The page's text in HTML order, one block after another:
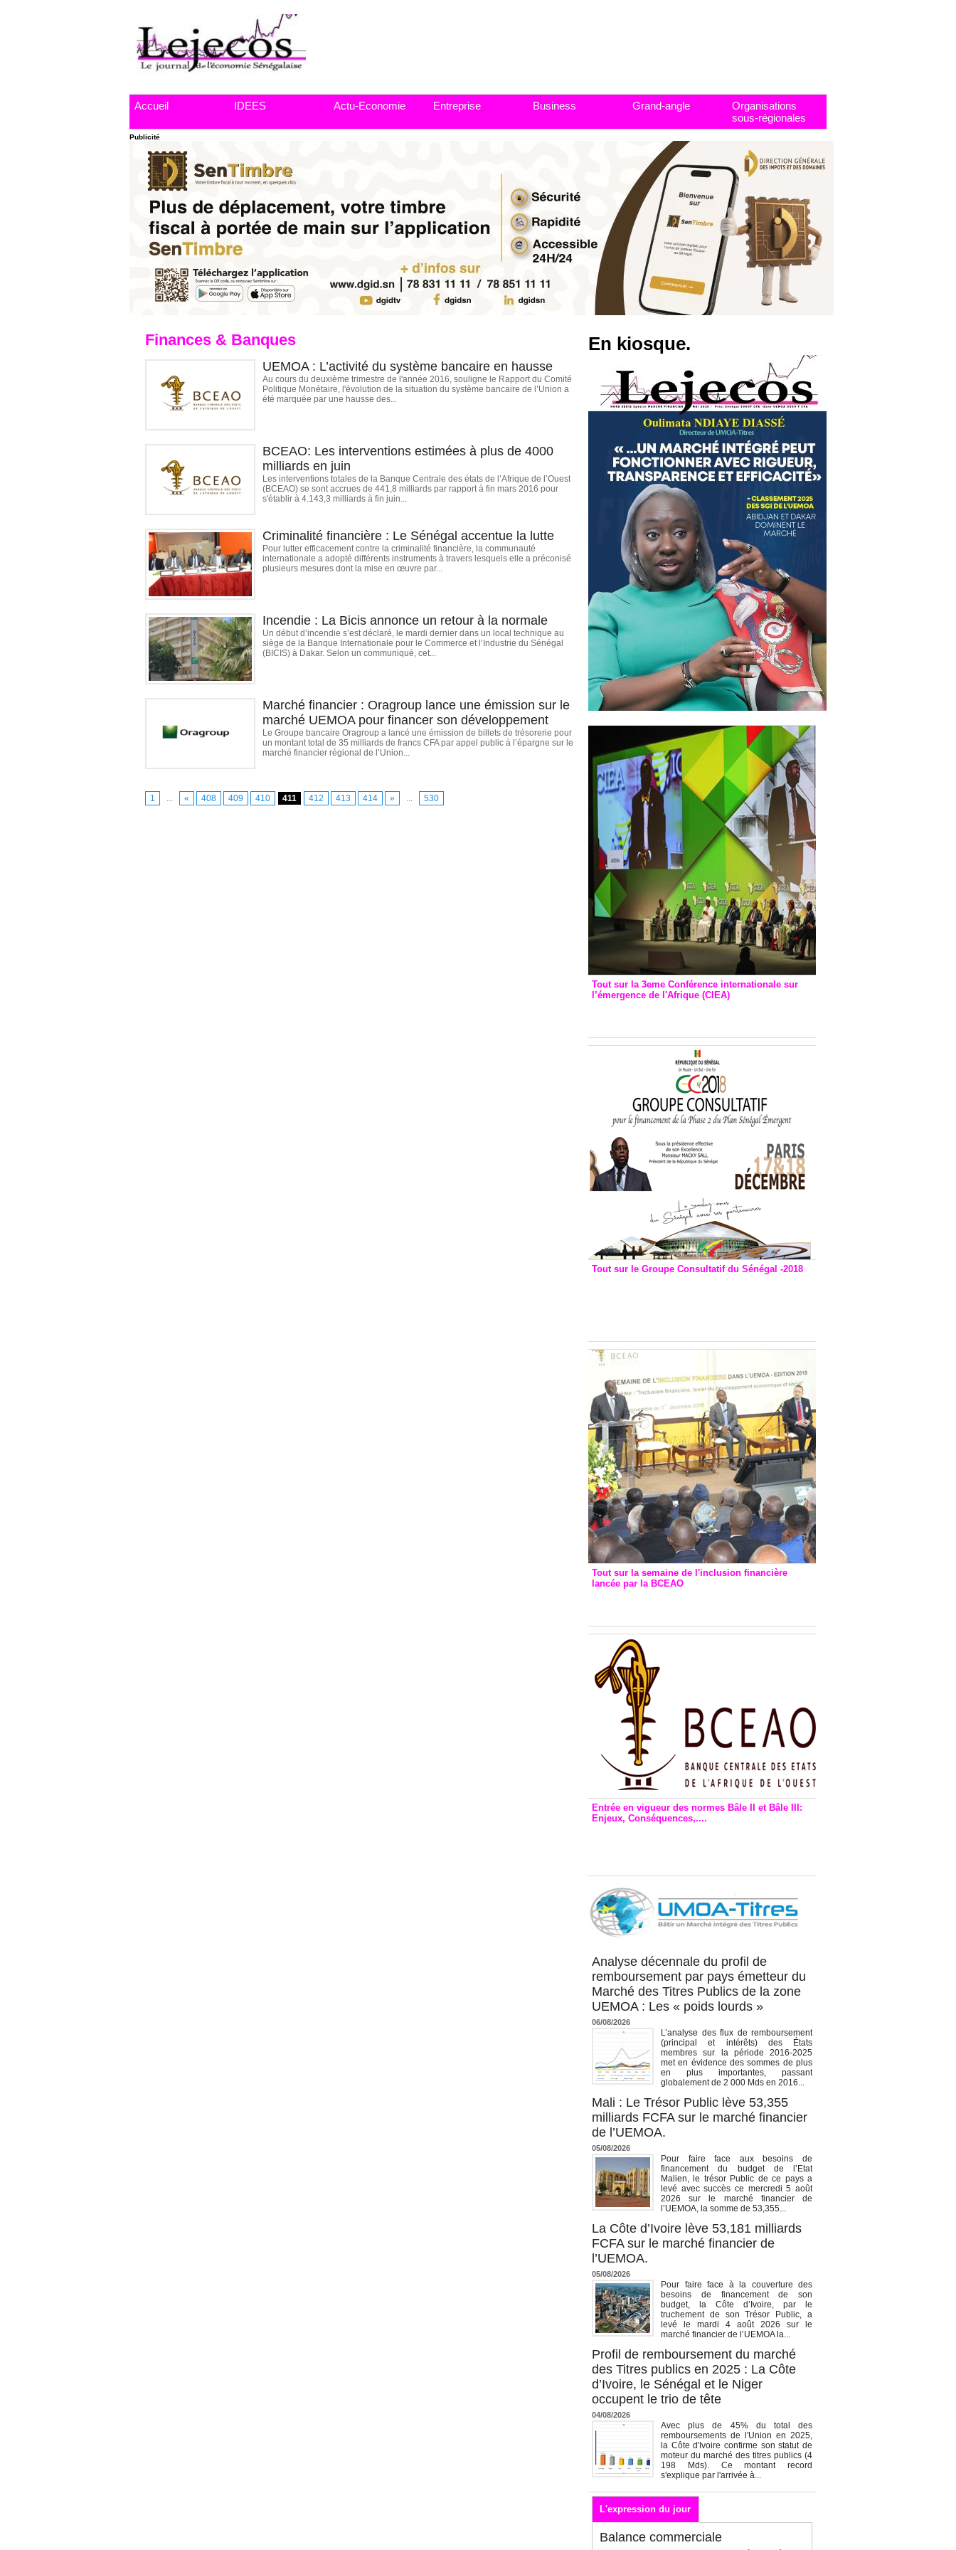
Accueil IDEES Actu-Economie Entreprise Business Grand-angle
Organisations
sous-régionales
Publicité
Finances & Banques
UEMOA : L’activité du système bancaire en hausse
Au cours du deuxième trimestre de l'année 2016, souligne le Rapport du Comité
Politique Monétaire, l'évolution de la situation du système bancaire de l’Union a
été marquée par une hausse des...
BCEAO: Les interventions estimées à plus de 4000
milliards en juin
Les interventions totales de la Banque Centrale des états de l’Afrique de l’Ouest
(BCEAO) se sont accrues de 441,8 milliards par rapport à fin mars 2016 pour
s'établir à 4.143,3 milliards à fin juin...
Criminalité financière : Le Sénégal accentue la lutte
Pour lutter efficacement contre la criminalité financière, la communauté
internationale a adopté différents instruments à travers lesquels elle a préconisé
plusieurs mesures dont la mise en œuvre par...
Incendie : La Bicis annonce un retour à la normale
Un début d’incendie s’est déclaré, le mardi dernier dans un local technique au
siège de la Banque Internationale pour le Commerce et l’Industrie du Sénégal
(BICIS) à Dakar. Selon un communiqué, cet...
Marché financier : Oragroup lance une émission sur le
marché UEMOA pour financer son développement
Le Groupe bancaire Oragroup a lancé une émission de billets de trésorerie pour
un montant total de 35 milliards de francs CFA par appel public à l’épargne sur le
marché financier régional de l’Union...
1 ... « 408 409 410 411 412 413 414 » ... 530
En kiosque.
Tout sur la 3eme Conférence internationale sur
l’émergence de l'Afrique (CIEA)
Tout sur le Groupe Consultatif du Sénégal -2018
Tout sur la semaine de l'inclusion financière
lancée par la BCEAO
Entrée en vigueur des normes Bâle II et Bâle III:
Enjeux, Conséquences,....
Analyse décennale du profil de
remboursement par pays émetteur du
Marché des Titres Publics de la zone
UEMOA : Les « poids lourds »
06/08/2026
L’analyse des flux de remboursement
(principal et intérêts) des États
membres sur la période 2016-2025
met en évidence des sommes de plus
en plus importantes, passant
globalement de 2 000 Mds en 2016...
Mali : Le Trésor Public lève 53,355
milliards FCFA sur le marché financier
de l’UEMOA.
05/08/2026
Pour faire face aux besoins de
financement du budget de l’Etat
Malien, le trésor Public de ce pays a
levé avec succès ce mercredi 5 août
2026 sur le marché financier de
l’UEMOA, la somme de 53,355...
La Côte d’Ivoire lève 53,181 milliards
FCFA sur le marché financier de
l’UEMOA.
05/08/2026
Pour faire face à la couverture des
besoins de financement de son
budget, la Côte d’Ivoire, par le
truchement de son Trésor Public, a
levé le mardi 4 août 2026 sur le
marché financier de l’UEMOA la...
Profil de remboursement du marché
des Titres publics en 2025 : La Côte
d’Ivoire, le Sénégal et le Niger
occupent le trio de tête
04/08/2026
Avec plus de 45% du total des
remboursements de l'Union en 2025,
la Côte d'Ivoire confirme son statut de
moteur du marché des titres publics (4
198 Mds). Ce montant record
s'explique par l'arrivée à...
L'expression du jour
Balance commerciale